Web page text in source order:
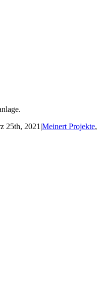
25th, 2021 |Meinert Projekte,